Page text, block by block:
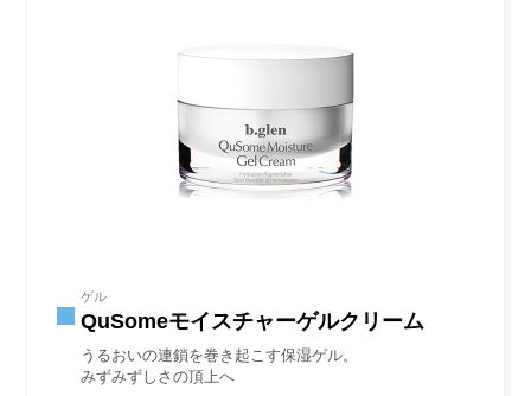
ゲル
QuSomeモイスチャーゲルクリーム
うるおいの連鎖を巻き起こす保湿ゲル。
みずみずしさの頂上へ